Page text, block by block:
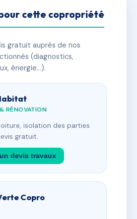
cette copropriété
gratuit auprès de nos
(diagnostics,
énergie…).
RÉNOVATION
isolation des parties
gratuit.
devis travaux
Copro